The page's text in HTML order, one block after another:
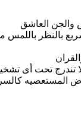
والجن العاشق
لا تندرج تحت أى
المستعصيه